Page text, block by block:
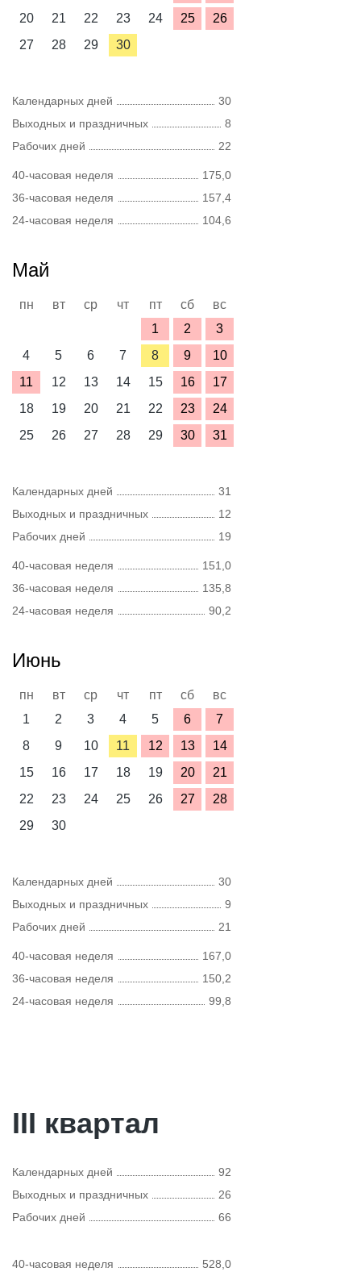
20
21 22 23 24 25
26
27
28 29 30
Календарных дней
30
Выходных и праздничных
8
Рабочих дней
22
40-часовая неделя
175,0
36-часовая неделя
157,4
24-часовая неделя
104,6
Май
пн вт ср чт пт сб
вс
1
2
3
4
5 6 7 8 9
10
11
12 13 14 15 16
17
18
19 20 21 22 23
24
25
26 27 28 29 30 31
Календарных дней
31
Выходных и праздничных
12
Рабочих дней
19
40-часовая неделя
151,0
36-часовая неделя
135,8
24-часовая неделя
90,2
Июнь
пн вт ср чт пт сб
вс
1
2 3 4 5 6
7
8
9 10 11 12 13
14
15
16 17 18 19 20
21
22
23 24 25 26 27
28
29
30
Календарных дней
30
Выходных и праздничных
9
Рабочих дней
21
40-часовая неделя
167,0
36-часовая неделя
150,2
24-часовая неделя
99,8
III квартал
Календарных дней
92
Выходных и праздничных
26
Рабочих дней
66
40-часовая неделя 528,0